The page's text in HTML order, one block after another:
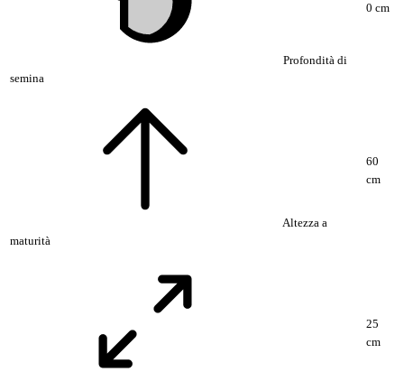
Profondità di
semina
0 cm
Altezza a
maturità
60
cm
25
cm